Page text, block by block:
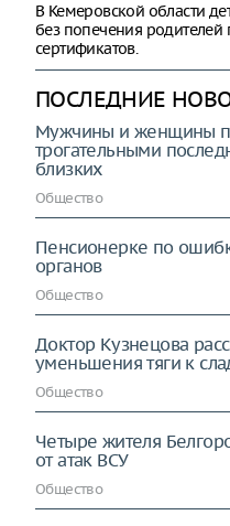
В Кемеровской области
без попечения
сертификатов.
ПОСЛЕДНИЕ
Мужчины и женщины
трогательными
близких
Общество
Пенсионерке по
органов
Общество
Доктор Кузнецова
уменьшения тяги к
Общество
Четыре жителя
от атак ВСУ
Общество